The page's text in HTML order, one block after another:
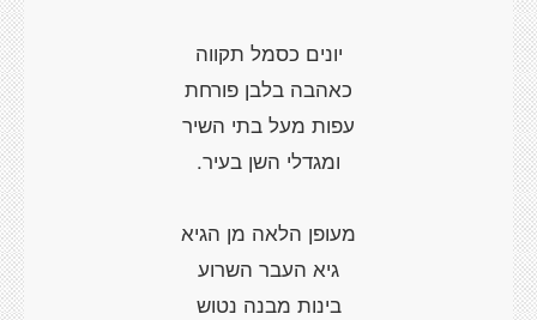
יונים כסמל תקווה
כאהבה בלבן פורחת
עפות מעל בתי השיר
ומגדלי השן בעיר.
מעופן הלאה מן הגיא
גיא העבר השרוע
בינות מבנה נטוש